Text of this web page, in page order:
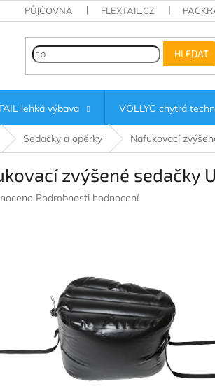
PŮJČOVNA FLEXTAIL.CZ
HLEDAT
lehká výbava VOLLYC chytrá
Sedačky a opěrky Nafukovací
zvýšené sedačky
Podrobnosti hodnocení